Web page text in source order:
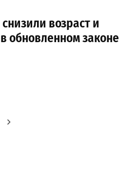
возраст и
обновленном законе